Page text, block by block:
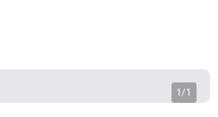
1/1